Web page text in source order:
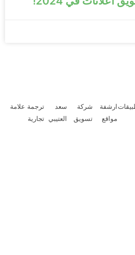
ارشفة
مواقع
شركة
تسويق
سعد
العتيبي
ترجمة علامة
تجارية